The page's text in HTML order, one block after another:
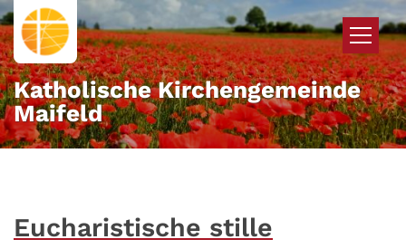
Zum Inhalt springen
Katholische Kirchengemeinde
Maifeld
Eucharistische stille